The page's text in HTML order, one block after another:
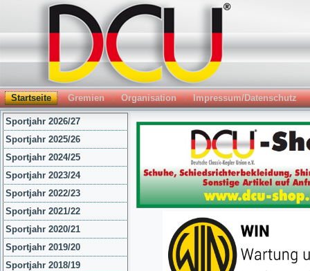
Startseite Gremien Organisation Impressum/Datenschutz
Sportjahr 2026/27
Sportjahr 2025/26
Sportjahr 2024/25
Sportjahr 2023/24
Sportjahr 2022/23
Sportjahr 2021/22
Sportjahr 2020/21
Sportjahr 2019/20
Sportjahr 2018/19